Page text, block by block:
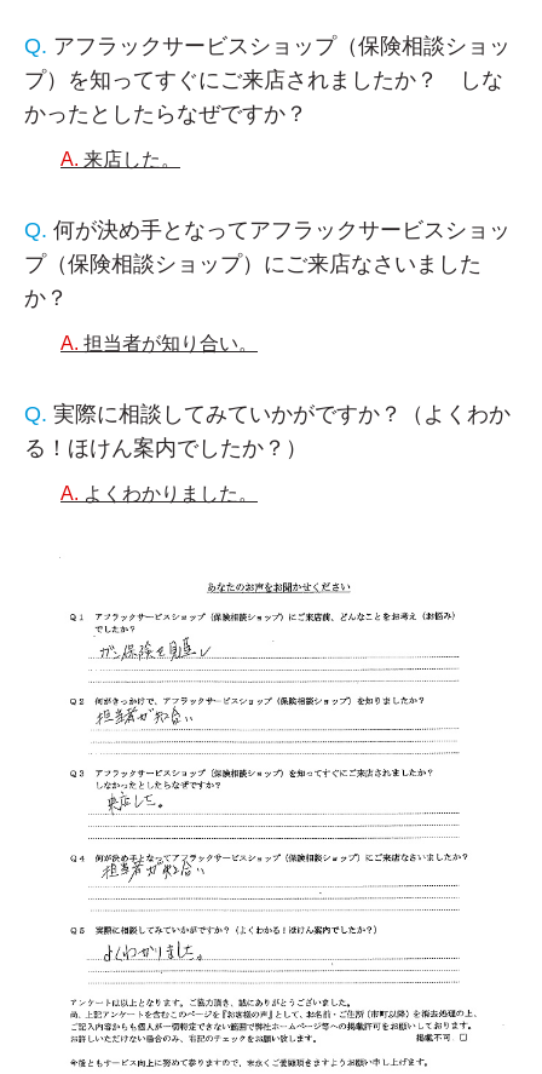
アフラックサービスショップ（保険相談ショッ
プ）を知ってすぐにご来店されましたか？ しな
かったとしたらなぜですか？
来店した。
何が決め手となってアフラックサービスショッ
プ（保険相談ショップ）にご来店なさいました
か？
担当者が知り合い。
実際に相談してみていかがですか？（よくわか
る！ほけん案内でしたか？）
よくわかりました。